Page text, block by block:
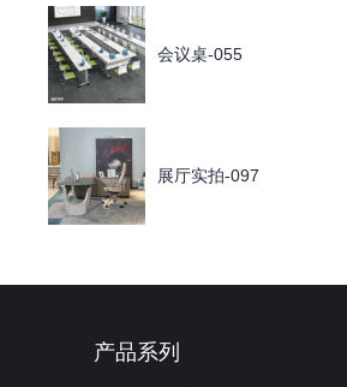
会议桌-055
展厅实拍-097
产品系列